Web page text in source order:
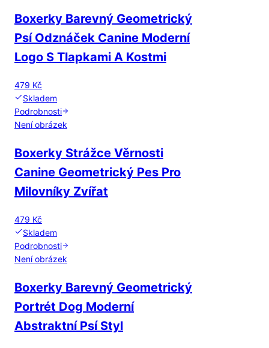
Boxerky Barevný Geometrický
Psí Odznáček Canine Moderní
Logo S Tlapkami A Kostmi
479 Kč
Skladem
Podrobnosti
Není obrázek
Boxerky Strážce Věrnosti
Canine Geometrický Pes Pro
Milovníky Zvířat
479 Kč
Skladem
Podrobnosti
Není obrázek
Boxerky Barevný Geometrický
Portrét Dog Moderní
Abstraktní Psí Styl